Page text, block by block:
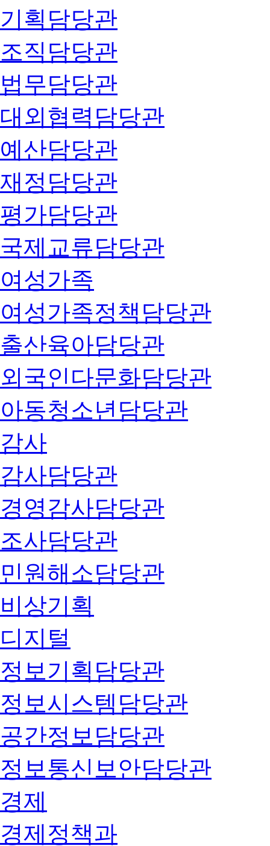
기획담당관
조직담당관
법무담당관
대외협력담당관
예산담당관
재정담당관
평가담당관
국제교류담당관
여성가족
여성가족정책담당관
출산육아담당관
외국인다문화담당관
아동청소년담당관
감사
감사담당관
경영감사담당관
조사담당관
민원해소담당관
비상기획
디지털
정보기획담당관
정보시스템담당관
공간정보담당관
정보통신보안담당관
경제
경제정책과